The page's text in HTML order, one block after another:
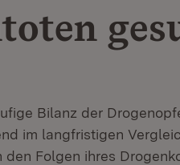
Bilanz der
im langfristigen
Folgen ihres